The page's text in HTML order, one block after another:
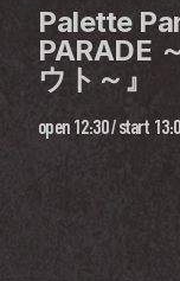
Palette
PARADE
ウト～』
open 12:30 / start